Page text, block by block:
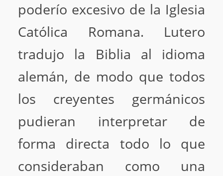
poderío excesivo de la Iglesia
Católica Romana. Lutero
tradujo la Biblia al idioma
alemán, de modo que todos
los creyentes germánicos
pudieran interpretar de
forma directa todo lo que
consideraban como una